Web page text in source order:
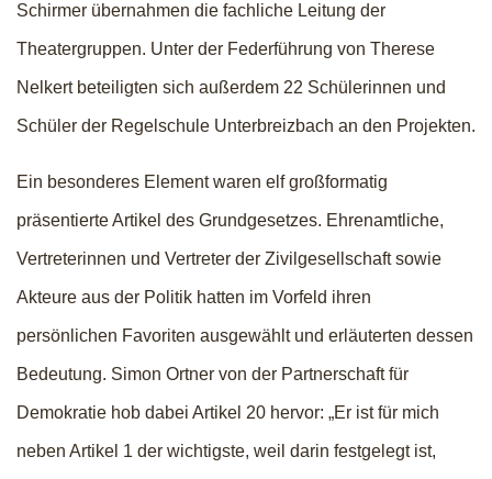
Schirmer übernahmen die fachliche Leitung der
Theatergruppen. Unter der Federführung von Therese
Nelkert beteiligten sich außerdem 22 Schülerinnen und
Schüler der Regelschule Unterbreizbach an den Projekten.
Ein besonderes Element waren elf großformatig
präsentierte Artikel des Grundgesetzes. Ehrenamtliche,
Vertreterinnen und Vertreter der Zivilgesellschaft sowie
Akteure aus der Politik hatten im Vorfeld ihren
persönlichen Favoriten ausgewählt und erläuterten dessen
Bedeutung. Simon Ortner von der Partnerschaft für
Demokratie hob dabei Artikel 20 hervor: „Er ist für mich
neben Artikel 1 der wichtigste, weil darin festgelegt ist,